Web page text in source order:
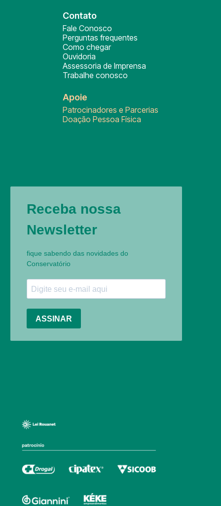
Contato
Fale Conosco
Perguntas frequentes
Como chegar
Ouvidoria
Assessoria de Imprensa
Trabalhe conosco
Apoie
Patrocinadores e Parcerias
Doação Pessoa Física